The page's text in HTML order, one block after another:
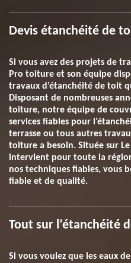
Devis étanchéité de
Si vous avez des projets de
Pro toiture et son équipe
travaux d’étanchéité de toit
Disposant de nombreuses
toiture, notre équipe de
services fiables pour
terrasse ou tous autres
toiture a besoin. Située sur
intervient pour toute la
nos techniques fiables, vous
fiable et de qualité.
Tout sur l’étanchéité
Si vous voulez que les eaux